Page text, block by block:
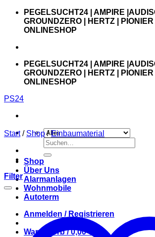
Zum
springen
PEGELSUCHT24 | AMPIRE
GROUNDZERO | HERTZ |
ONLINESHOP
PEGELSUCHT24 | AMPIRE
GROUNDZERO | HERTZ |
ONLINESHOP
PS24
Suchen
nach:
Shop
Über Uns
Alarmanlagen
Wohnmobile
Autoterm
Anmelden / Registrieren
Warenkorb /0,00€
Start / Shop / Einbaumaterial
Filter